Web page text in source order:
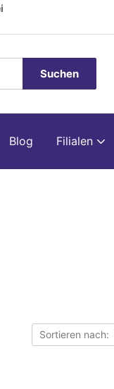
Suchen
Blog Filialen
Sortieren nach: